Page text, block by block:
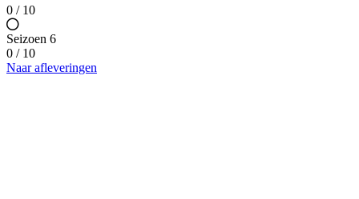
0 / 10
Seizoen 6
0 / 10
Naar afleveringen